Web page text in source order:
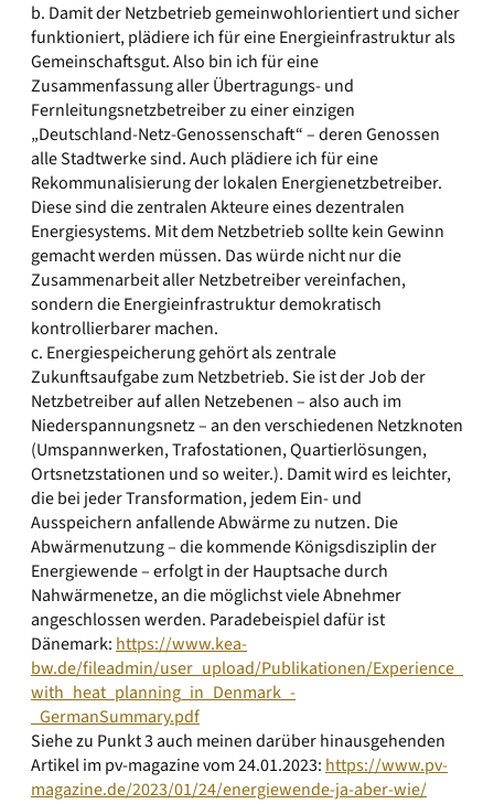
b. Damit der Netzbetrieb gemeinwohlorientiert und sicher
funktioniert, plädiere ich für eine Energieinfrastruktur als
Gemeinschaftsgut. Also bin ich für eine
Zusammenfassung aller Übertragungs- und
Fernleitungsnetzbetreiber zu einer einzigen
„Deutschland-Netz-Genossenschaft“ – deren Genossen
alle Stadtwerke sind. Auch plädiere ich für eine
Rekommunalisierung der lokalen Energienetzbetreiber.
Diese sind die zentralen Akteure eines dezentralen
Energiesystems. Mit dem Netzbetrieb sollte kein Gewinn
gemacht werden müssen. Das würde nicht nur die
Zusammenarbeit aller Netzbetreiber vereinfachen,
sondern die Energieinfrastruktur demokratisch
kontrollierbarer machen.
c. Energiespeicherung gehört als zentrale
Zukunftsaufgabe zum Netzbetrieb. Sie ist der Job der
Netzbetreiber auf allen Netzebenen – also auch im
Niederspannungsnetz – an den verschiedenen Netzknoten
(Umspannwerken, Trafostationen, Quartierlösungen,
Ortsnetzstationen und so weiter.). Damit wird es leichter,
die bei jeder Transformation, jedem Ein- und
Ausspeichern anfallende Abwärme zu nutzen. Die
Abwärmenutzung – die kommende Königsdisziplin der
Energiewende – erfolgt in der Hauptsache durch
Nahwärmenetze, an die möglichst viele Abnehmer
angeschlossen werden. Paradebeispiel dafür ist
Dänemark:https://www.kea-
bw.de/fileadmin/user_upload/Publikationen/Experience_
with_heat_planning_in_Denmark_-
_GermanSummary.pdf
Siehe zu Punkt 3 auch meinen darüber hinausgehenden
Artikel im pv-magazine vom 24.01.2023:https://www.pv-
magazine.de/2023/01/24/energiewende-ja-aber-wie/